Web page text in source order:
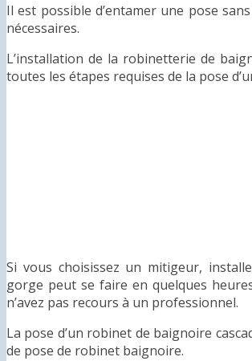
Il est possible d’entamer une pose
nécessaires.
L’installation de la robinetterie de
toutes les étapes requises de la pose
Si vous choisissez un mitigeur,
gorge peut se faire en quelques
n’avez pas recours à un professionnel.
La pose d’un robinet de baignoire
de pose de robinet baignoire.